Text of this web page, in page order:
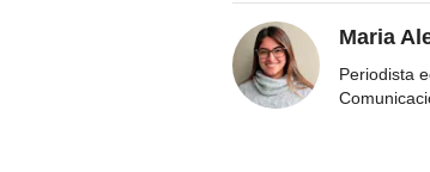
Maria
Periodista